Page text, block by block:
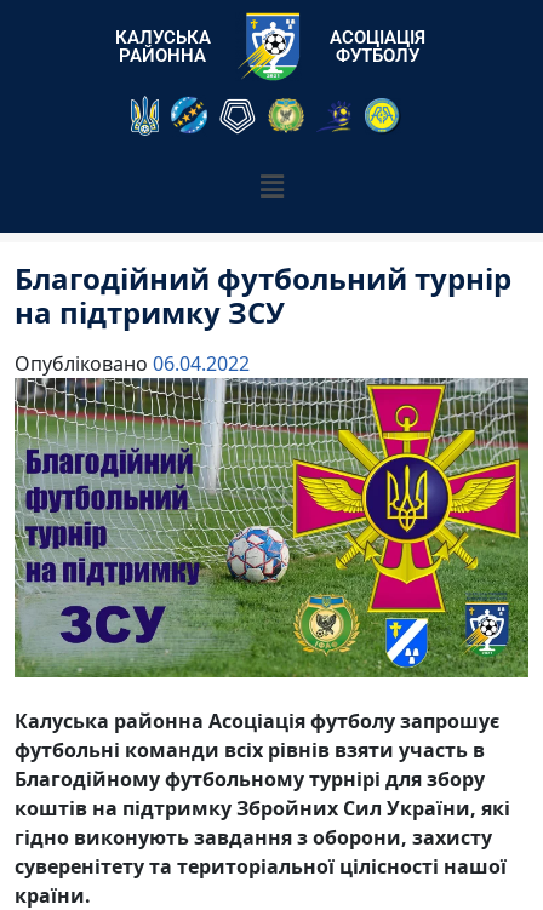
КАЛУСЬКА
РАЙОННА
АСОЦІАЦІЯ
ФУТБОЛУ
Благодійний футбольний турнір
на підтримку ЗСУ
Опубліковано 06.04.2022
Калуська районна Асоціація футболу запрошує
футбольні команди всіх рівнів взяти участь в
Благодійному футбольному турнірі для збору
коштів на підтримку Збройних Сил України, які
гідно виконують завдання з оборони, захисту
суверенітету та територіальної цілісності нашої
країни.